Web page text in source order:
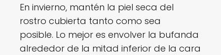
En invierno, mantén la piel seca del
rostro cubierta tanto como sea
posible. Lo mejor es envolver la bufanda
alrededor de la mitad inferior de la cara